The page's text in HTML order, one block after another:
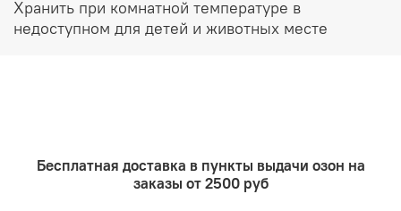
Хранить при комнатной температуре в
недоступном для детей и животных месте
Бесплатная доставка в пункты выдачи озон на
заказы от 2500 руб